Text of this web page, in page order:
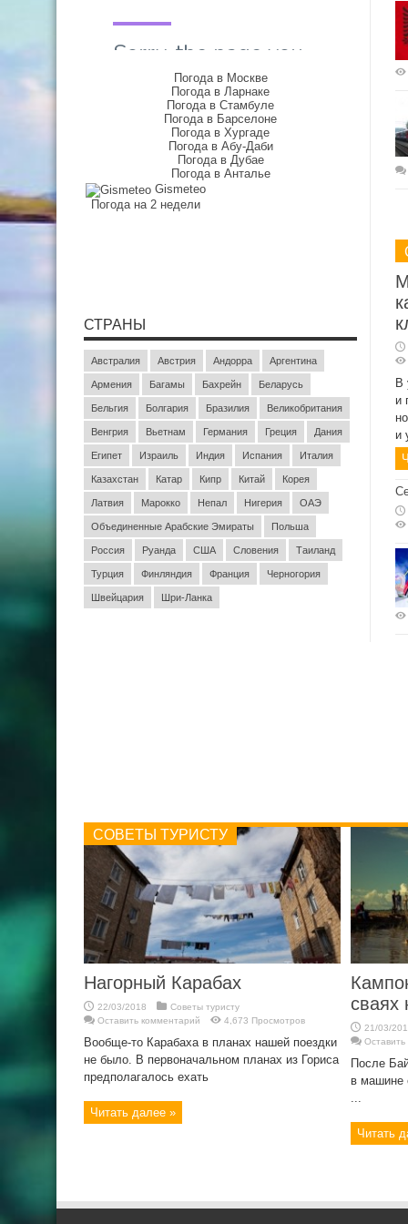
В
и
и
Погода в Москве
Погода в Ларнаке
Погода в Стамбуле
Погода в Барселоне
Погода в Хургаде
Погода в Абу-Даби
Погода в Дубае
Погода в Анталье
Gismeteo
Погода на 2 недели
СТРАНЫ
Австралия Австрия Андорра Аргентина
Армения Багамы Бахрейн Беларусь
Бельгия Болгария Бразилия Великобритания
Венгрия Вьетнам Германия Греция Дания
Египет Израиль Индия Испания Италия
Казахстан Катар Кипр Китай Корея
Латвия Марокко Непал Нигерия ОАЭ
Объединенные Арабские Эмираты Польша
Россия Руанда США Словения Таиланд
Турция Финляндия Франция Черногория
Швейцария Шри-Ланка
СОВЕТЫ ТУРИСТУ
Нагорный Карабах
22/03/2018
Советы туристу
Оставить комментарий
4,673 Просмотров
Вообще-то Карабаха в планах нашей поездки
не было. В первоначальном планах из Гориса
предполагалось ехать
Читать далее »
сваях
21/03/
После
в машине
...
Читать